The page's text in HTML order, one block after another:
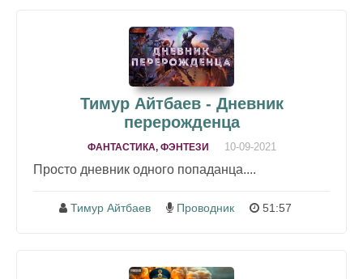
Тимур Айтбаев - Дневник
перерожденца
ФАНТАСТИКА, ФЭНТЕЗИ 10-09-2021
Просто дневник одного попаданца....
Тимур Айтбаев Проводник 51:57